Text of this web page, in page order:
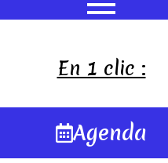
En 1 clic :
Agenda